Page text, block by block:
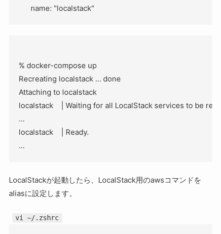
% docker-compose up
Recreating localstack ... done
Attaching to localstack
localstack    | Waiting for all LocalStack services to be
...
localstack    | Ready.
LocalStackが起動したら、LocalStack用のawsコマンドを
aliasに設定します。
vi ~/.zshrc